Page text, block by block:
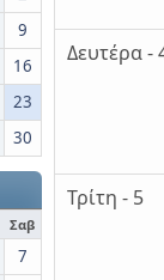
9
16
23
30
Σαβ
7
Δευτέρα -
Τρίτη - 5